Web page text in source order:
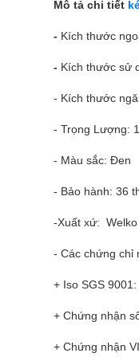
Mô tả chi tiết
- Kích thước
- Kích thước sử
- Kích thước
- Trọng Lượng:
- Màu sắc: Đen
- Bảo hành: 36
-Xuất xứ:
- Các chứng chỉ
+ Iso SGS 9001:
+ Chứng nhận
+ Chứng nhận